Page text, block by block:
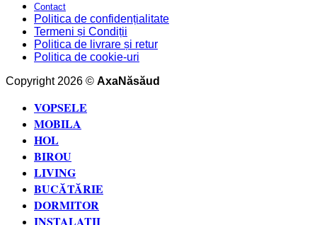
Contact
Politica de confidențialitate
Termeni și Condiții
Politica de livrare și retur
Politica de cookie-uri
Copyright 2026 © AxaNăsăud
VOPSELE
MOBILA
HOL
BIROU
LIVING
BUCĂTĂRIE
DORMITOR
INSTALAȚII